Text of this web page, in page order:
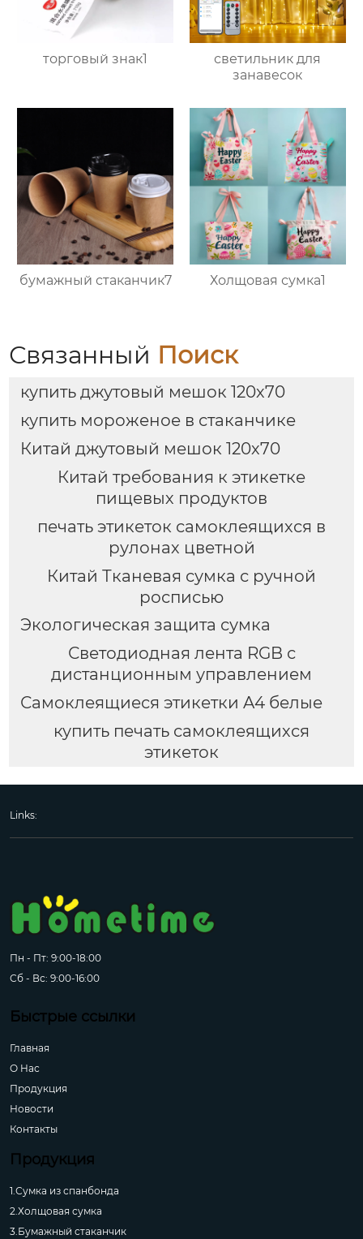
торговый знак1
светильник для
занавесок
бумажный стаканчик7 Холщовая сумка1
Связанный Поиск
купить джутовый мешок 120х70
купить мороженое в стаканчике
Китай джутовый мешок 120х70
Китай требования к этикетке
пищевых продуктов
печать этикеток самоклеящихся в
рулонах цветной
Китай Тканевая сумка с ручной
росписью
Экологическая защита сумка
Светодиодная лента RGB с
дистанционным управлением
Самоклеящиеся этикетки A4 белые
купить печать самоклеящихся
этикеток
Links:
Пн - Пт: 9:00-18:00
Сб - Вс: 9:00-16:00
Быстрые ссылки
Главная
О Hас
Продукция
Новости
Контакты
Продукция
1.Сумка из спанбонда
2.Холщовая сумка
3.Бумажный стаканчик